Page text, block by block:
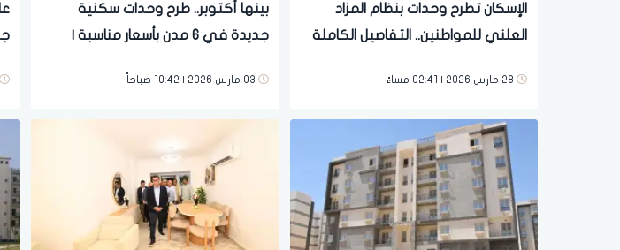
الإسكان تطرح وحدات بنظام المزاد
العلني للمواطنين.. التفاصيل الكاملة
28 مارس 2026 | 02:41 مساءً
بينها أكتوبر.. طرح وحدات سكنية
جديدة في 6 مدن بأسعار مناسبة |
03 مارس 2026 | 10:42 صباحاً